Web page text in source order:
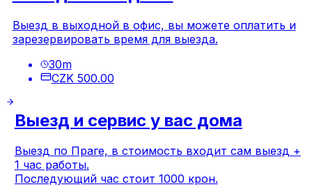
Выезд в выходной в офис, вы можете оплатить и
зарезервировать время для выезда.
30m
CZK 500.00
Выезд и сервис у вас дома
Выезд по Праге, в стоимость входит сам выезд +
1 час работы.
Последующий час стоит 1000 крон.